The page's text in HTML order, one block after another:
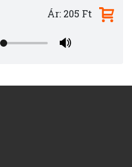
Ár: 205 Ft